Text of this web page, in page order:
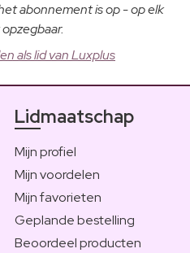
abonnement is op - op elk
als lid van Luxplus
Lidmaatschap
Mijn profiel
Mijn voordelen
Mijn favorieten
Geplande bestelling
Beoordeel producten